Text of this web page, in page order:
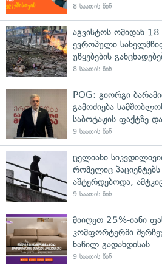
8 საათის წინ
აგვისტოს ომიდან
ევროპული
უწყებების
8 საათის წინ
POG: გიორგი
გამოძიება
საბოტაჟის ფაქტზე
9 საათის წინ
ცელიანი
რომელიც პაციენტებს
აშტერდებოდა,
9 საათის წინ
მიიღეთ 25%-იანი
კომფორტერში
ნაწილ გადახდისას
9 საათის წინ